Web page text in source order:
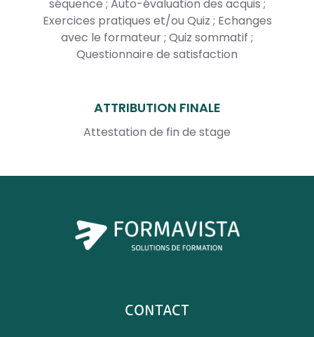
séquence ; Auto-évaluation des acquis ;
Exercices pratiques et/ou Quiz ; Echanges
avec le formateur ; Quiz sommatif ;
Questionnaire de satisfaction
ATTRIBUTION FINALE
Attestation de fin de stage
CONTACT